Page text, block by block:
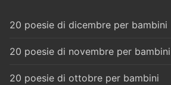
20 poesie di dicembre per bambini
20 poesie di novembre per bambini
20 poesie di ottobre per bambini